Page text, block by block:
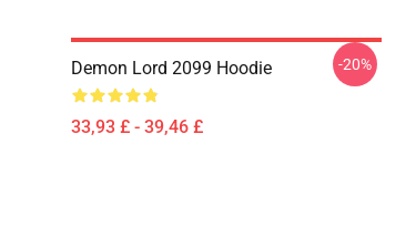
Demon Lord 2099 Hoodie
33,93 £ - 39,46 £
-20%